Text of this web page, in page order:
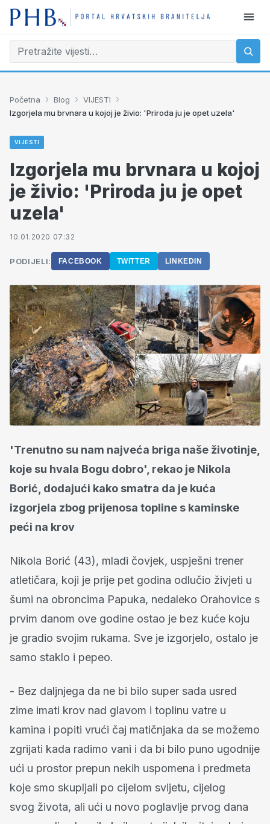
Početna › Blog › VIJESTI ›
Izgorjela mu brvnara u kojoj je živio: 'Priroda ju je opet uzela'
VIJESTI
Izgorjela mu brvnara u kojoj
je živio: 'Priroda ju je opet
uzela'
10.01.2020 07:32
PODIJELI: FACEBOOK TWITTER LINKEDIN
'Trenutno su nam najveća briga naše životinje,
koje su hvala Bogu dobro', rekao je Nikola
Borić, dodajući kako smatra da je kuća
izgorjela zbog prijenosa topline s kaminske
peći na krov
Nikola Borić (43), mladi čovjek, uspješni trener
atletičara, koji je prije pet godina odlučio živjeti u
šumi na obroncima Papuka, nedaleko Orahovice s
prvim danom ove godine ostao je bez kuće koju
je gradio svojim rukama. Sve je izgorjelo, ostalo je
samo staklo i pepeo.
- Bez daljnjega da ne bi bilo super sada usred
zime imati krov nad glavom i toplinu vatre u
kamina i popiti vrući čaj matičnjaka da se možemo
zgrijati kada radimo vani i da bi bilo puno ugodnije
ući u prostor prepun nekih uspomena i predmeta
koje smo skupljali po cijelom svijetu, cijelog
svog života, ali ući u novo poglavlje prvog dana